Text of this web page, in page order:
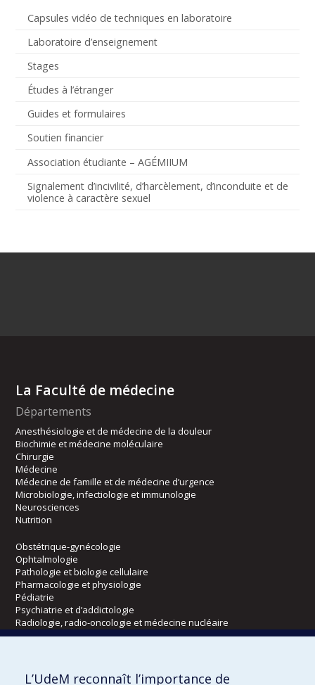
Capsules vidéo de techniques en laboratoire
Laboratoire d’enseignement
Stages
Études à l’étranger
Guides et formulaires
Soutien financier
Association étudiante – AGÉMIIUM
Signalement d’incivilité, d’harcèlement, d’inconduite et de
violence à caractère sexuel
La Faculté de médecine
Départements
Anesthésiologie et de médecine de la douleur
Biochimie et médecine moléculaire
Chirurgie
Médecine
Médecine de famille et de médecine d’urgence
Microbiologie, infectiologie et immunologie
Neurosciences
Nutrition
Obstétrique-gynécologie
Ophtalmologie
Pathologie et biologie cellulaire
Pharmacologie et physiologie
Pédiatrie
Psychiatrie et d’addictologie
Radiologie, radio-oncologie et médecine nucléaire
L’UdeM reconnaît l’importance de